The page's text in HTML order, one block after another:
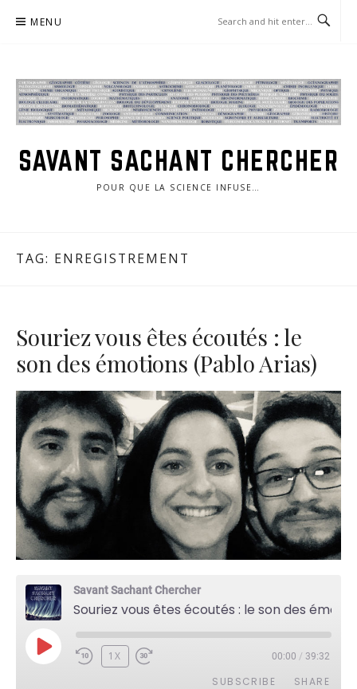
MENU
SAVANT SACHANT CHERCHER
POUR QUE LA SCIENCE INFUSE…
TAG: ENREGISTREMENT
Souriez vous êtes écoutés : le
son des émotions (Pablo Arias)
Savant Sachant Chercher
PLAY
EPISODE
1X 00:00 / 39:32
SUBSCRIBE SHARE